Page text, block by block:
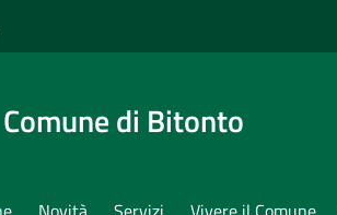
Comune di Bitonto